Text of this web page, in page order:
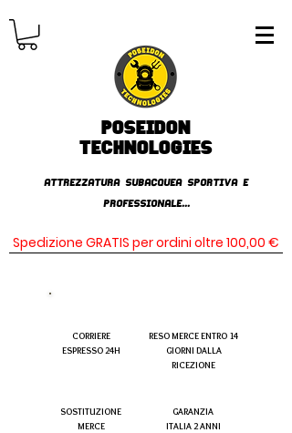
Poseidon
TECHNOLOGIES
AttrezzaturA subacqueA SPORTIVA E
PROFESSIONALE...
Spedizione GRATIS per ordini oltre 100,00 €
CORRIERE
ESPRESSO 24H
SOSTITUZIONE
MERCE
RESO MERCE ENTRO 14
GIORNI DALLA
RICEZIONE
GARANZIA
ITALIA 2 ANNI